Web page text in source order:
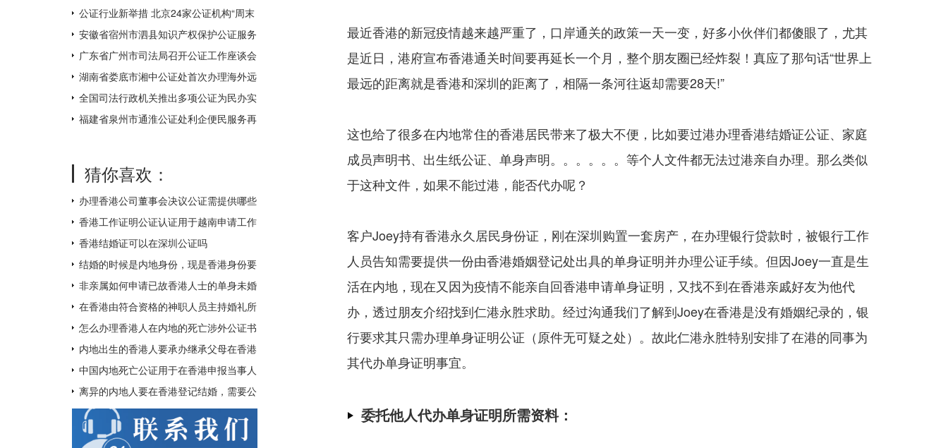
公证，为全国数量最多
公证行业新举措 北京24家公证机构“周末
不打烊
安徽省宿州市泗县知识产权保护公证服务
中心揭牌成立
广东省广州市司法局召开公证工作座谈会
湖南省娄底市湘中公证处首次办理海外远
程视频公证 让距离不再遥远
全国司法行政机关推出多项公证为民办实
事措施
福建省泉州市通淮公证处利企便民服务再
猜你喜欢：
办理香港公司董事会决议公证需提供哪些
附件？
香港工作证明公证认证用于越南申请工作
签证如何办理？
香港结婚证可以在深圳公证吗
结婚的时候是内地身份，现是香港身份要
如何补领香港结婚证呢？
非亲属如何申请已故香港人士的单身未婚
证明文件呢？
在香港由符合资格的神职人员主持婚礼所
得的结婚证书怎么才能得到内地的认可
呢？
怎么办理香港人在内地的死亡涉外公证书
用于配偶在香港再婚？
内地出生的香港人要承办继承父母在香港
的遗产如何办理中国出生公证及认证呢？
中国内地死亡公证用于在香港申报当事人
已经去世及申请注销其香港身份证
离异的内地人要在香港登记结婚，需要公
证香港离婚绝对判令吗？
最近香港的新冠疫情越来越严重了，口岸通关的政策一天一变，好多小伙伴们都傻眼了，尤其
是近日，港府宣布香港通关时间要再延长一个月，整个朋友圈已经炸裂！真应了那句话“世界上
最远的距离就是香港和深圳的距离了，相隔一条河往返却需要28天!”
这也给了很多在内地常住的香港居民带来了极大不便，比如要过港办理香港结婚证公证、家庭
成员声明书、出生纸公证、单身声明。。。。。。等个人文件都无法过港亲自办理。那么类似
于这种文件，如果不能过港，能否代办呢？
客户Joey持有香港永久居民身份证，刚在深圳购置一套房产，在办理银行贷款时，被银行工作
人员告知需要提供一份由香港婚姻登记处出具的单身证明并办理公证手续。但因Joey一直是生
活在内地，现在又因为疫情不能亲自回香港申请单身证明，又找不到在香港亲戚好友为他代
办，透过朋友介绍找到仁港永胜求助。经过沟通我们了解到Joey在香港是没有婚姻纪录的，银
行要求其只需办理单身证明公证（原件无可疑之处）。故此仁港永胜特别安排了在港的同事为
其代办单身证明事宜。
委托他人代办单身证明所需资料：